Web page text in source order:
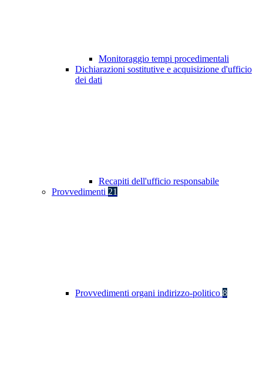
Monitoraggio tempi procedimentali
Dichiarazioni sostitutive e acquisizione d'ufficio
dei dati
Recapiti dell'ufficio responsabile
Provvedimenti 21
Provvedimenti organi indirizzo-politico 8